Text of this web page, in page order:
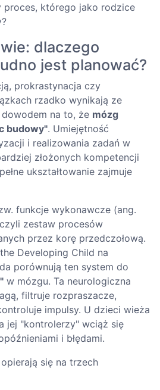
proces, którego jako rodzice
dlaczego
jest planować?
prokrastynacja czy
rzadko wynikają ze
dowodem na to, że mózg
budowy". Umiejętność
i realizowania zadań w
złożonych kompetencji
ukształtowanie zajmuje
funkcje wykonawcze (ang.
zestaw procesów
przez korę przedczołową.
Developing Child na
porównują ten system do
w mózgu. Ta neurologiczna
filtruje rozpraszacze,
impulsy. U dzieci wieża
jej "kontrolerzy" wciąż się
i błędami.
się na trzech